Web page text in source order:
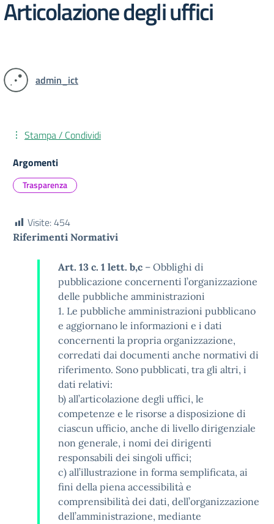
Articolazione degli uffici
admin_ict
Stampa / Condividi
Argomenti
Trasparenza
Visite:454
Riferimenti Normativi
Art. 13 c. 1 lett. b,c – Obblighi di
pubblicazione concernenti l’organizzazione
delle pubbliche amministrazioni
1. Le pubbliche amministrazioni pubblicano
e aggiornano le informazioni e i dati
concernenti la propria organizzazione,
corredati dai documenti anche normativi di
riferimento. Sono pubblicati, tra gli altri, i
dati relativi:
b) all’articolazione degli uffici, le
competenze e le risorse a disposizione di
ciascun ufficio, anche di livello dirigenziale
non generale, i nomi dei dirigenti
responsabili dei singoli uffici;
c) all’illustrazione in forma semplificata, ai
fini della piena accessibilità e
comprensibilità dei dati, dell’organizzazione
dell’amministrazione, mediante